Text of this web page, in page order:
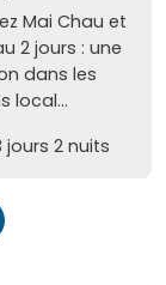
Mai Chau et
2 jours : une
dans les
local...
jours 2 nuits